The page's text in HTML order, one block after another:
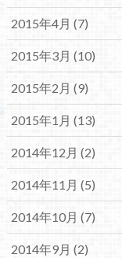
2015年4月 (7)
2015年3月 (10)
2015年2月 (9)
2015年1月 (13)
2014年12月 (2)
2014年11月 (5)
2014年10月 (7)
2014年9月 (2)